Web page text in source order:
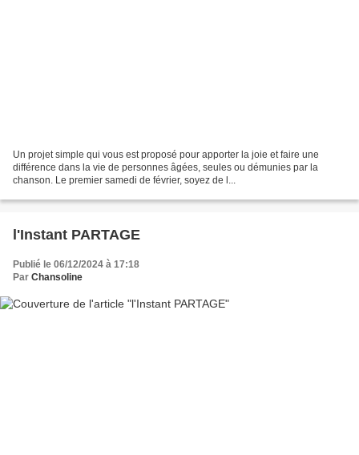
Un projet simple qui vous est proposé pour apporter la joie et faire une
différence dans la vie de personnes âgées, seules ou démunies par la
chanson. Le premier samedi de février, soyez de l...
l'Instant PARTAGE
Publié le 06/12/2024 à 17:18
Par Chansoline